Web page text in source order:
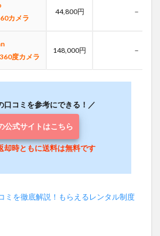
カメラ
44,800円 －
度カメラ
148,000円 －
口コミを参考にできる！／
公式サイトはこちら
時ともに送料は無料です
ミを徹底解説！もらえるレンタル制度